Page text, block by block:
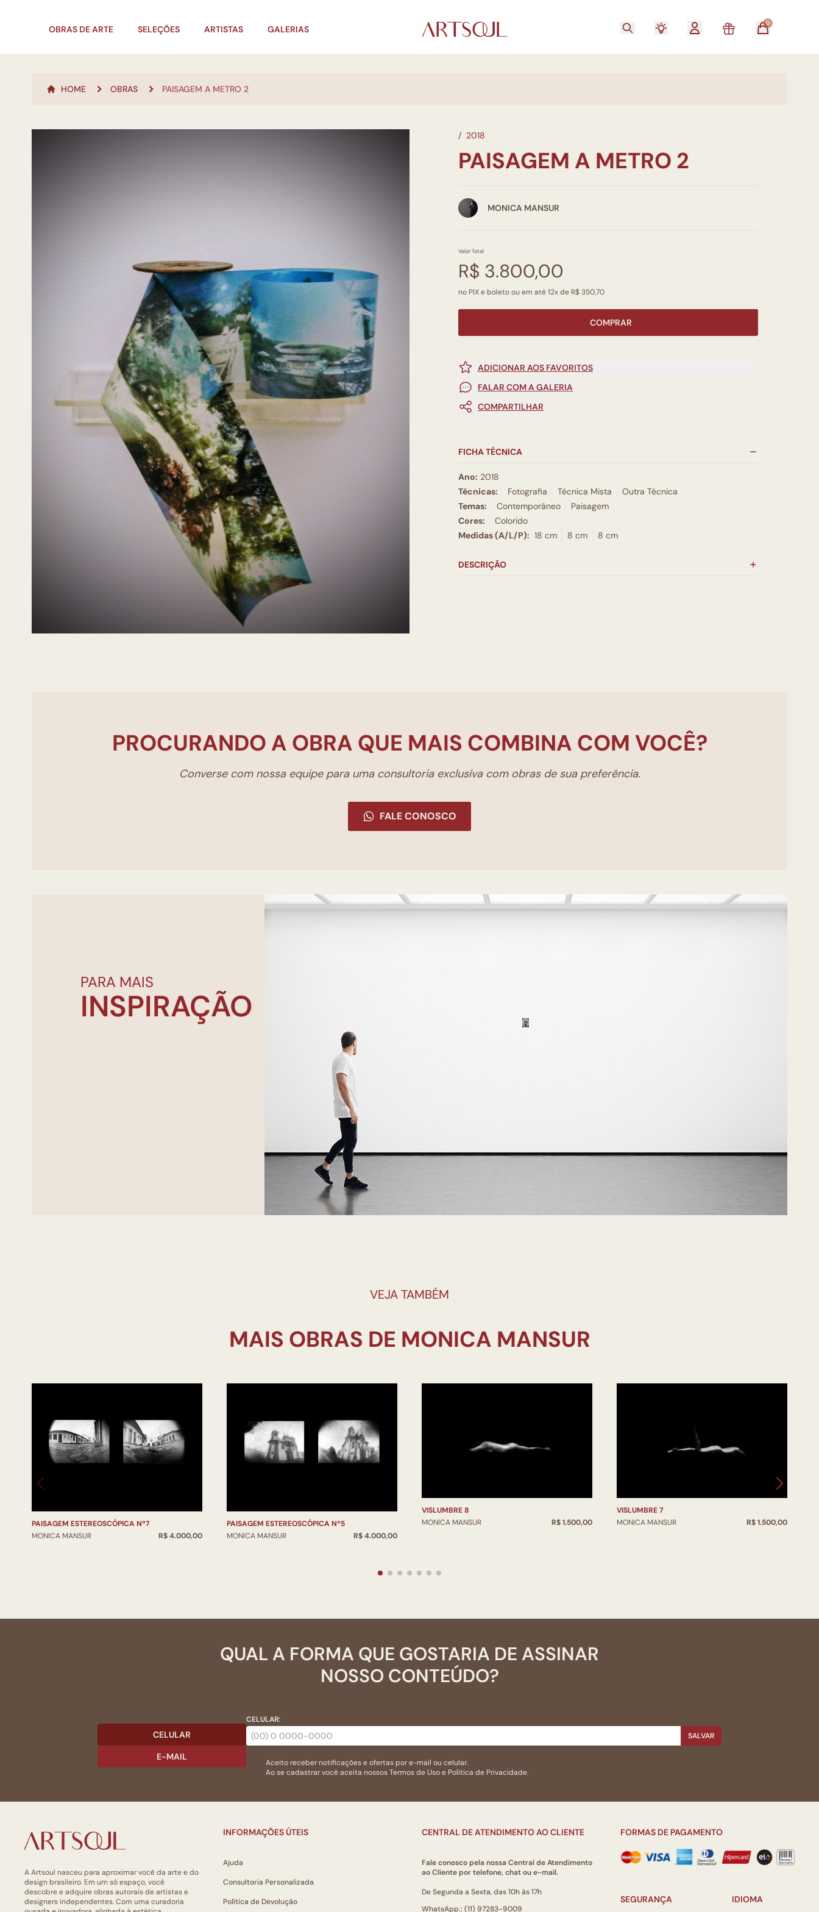
OBRAS DE ARTE SELEÇÕES ARTISTAS GALERIAS
0
HOME OBRAS PAISAGEM A METRO 2
/ 2018
PAISAGEM A METRO 2
MONICA MANSUR
Valor Total
R$ 3.800,00
no PIX e boleto ou em até 12x de R$ 350,70
COMPRAR
ADICIONAR AOS FAVORITOS
FALAR COM A GALERIA
COMPARTILHAR
FICHA TÉCNICA
Ano: 2018
Técnicas:
Fotografia Técnica Mista
Outra Técnica
Temas:
Contemporâneo
Paisagem
Cores:
Colorido
Medidas (A/L/P): 18 cm 8 cm 8 cm
DESCRIÇÃO
PROCURANDO A OBRA QUE MAIS COMBINA COM VOCÊ?
Converse com nossa equipe para uma consultoria exclusíva com obras de sua preferência.
FALE CONOSCO
PARA MAIS
INSPIRAÇÃO
VEJA TAMBÉM
PAISAGEM ESTEREOSCÓPICA Nº7
MONICA MANSUR
R$ 4.000,00
PAISAGEM ESTEREOSCÓPICA Nº5
MONICA MANSUR
R$ 4.000,00
VISLUMBRE 8
MONICA MANSUR
R$ 1.500,00
VISLUMBRE 7
MONICA MANSUR
R$ 1.500,00
QUAL A FORMA QUE GOSTARIA DE ASSINAR
NOSSO CONTEÚDO?
CELULAR
E-MAIL
CELULAR:
SALVAR
Aceito receber notificações e ofertas por e-mail ou celular.
Ao se cadastrar você aceita nossosTermos de Usoe Politica de Privacidade.
A Artsoul nasceu para aproximar você da arte e do
design brasileiro. Em um só espaço, você
descobre e adquire obras autorais de artistas e
designers independentes. Com uma curadoria
INFORMAÇÕES ÚTEIS
Ajuda
Consultoria Personalizada
Política de Devolução
CENTRAL DE ATENDIMENTO AO CLIENTE
Fale conosco pela nossa Central de Atendimento
ao Cliente por telefone, chat ou e-mail.
De Segunda a Sexta, das 10h às 17h
WhatsApp.: (11) 97283-9009
FORMAS DE PAGAMENTO
SEGURANÇA IDIOMA